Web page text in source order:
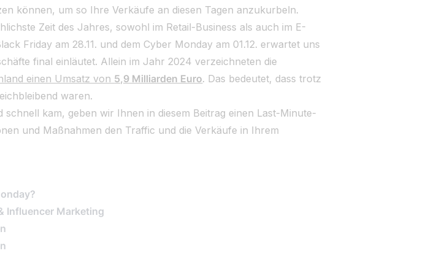
können, um so Ihre Verkäufe an diesen Tagen anzukurbeln.
Zeit des Jahres, sowohl im Retail-Business als auch im E-
Friday am 28.11. und dem Cyber Monday am 01.12. erwartet uns
final einläutet. Allein im Jahr 2024 verzeichneten die
einen Umsatz von 5,9 Milliarden Euro. Das bedeutet, dass trotz
waren.
kam, geben wir Ihnen in diesem Beitrag einen Last-Minute-
und Maßnahmen den Traffic und die Verkäufe in Ihrem
Influencer Marketing